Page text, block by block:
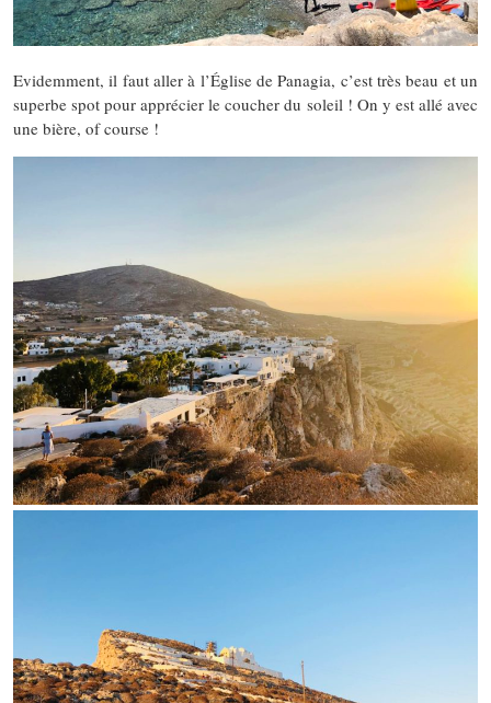
Evidemment, il faut aller à l’Église de Panagia, c’est très beau et un
superbe spot pour apprécier le coucher du soleil ! On y est allé avec
une bière, of course !